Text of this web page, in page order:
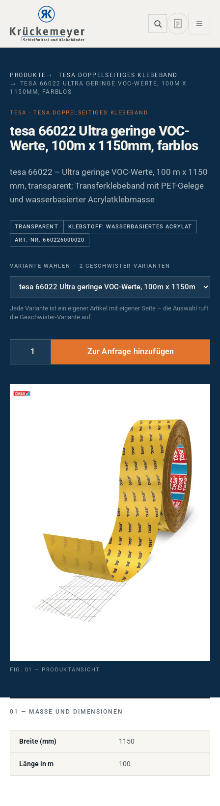
Skip to main navigation
Skip to main content
Skip to page footer
PRODUKTE
TESA DOPPELSEITIGES KLEBEBAND
TESA 66022 ULTRA GERINGE VOC-WERTE, 100M X
1150MM, FARBLOS
TESA · TESA DOPPELSEITIGES KLEBEBAND
tesa 66022 Ultra geringe VOC-
Werte, 100m x 1150mm, farblos
tesa 66022 – Ultra geringe VOC-Werte, 100 m x 1150
mm, transparent; Transferklebeband mit PET-Gelege
und wasserbasierter Acrylatklebmasse
TRANSPARENT KLEBSTOFF: WASSERBASIERTES ACRYLAT
ART.-NR. 660226000020
VARIANTE WÄHLEN — 2 GESCHWISTER-VARIANTEN
Jede Variante ist ein eigener Artikel mit eigener Seite – die Auswahl ruft
die Geschwister-Variante auf.
FIG. 01 — PRODUKTANSICHT
MASSE UND DIMENSIONEN
Breite (mm) 1150
Länge in m 100